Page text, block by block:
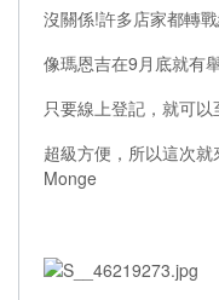
沒關係!許多店家都轉
像瑪恩吉在9月底就有
只要線上登記，就可
超級方便，所以這次
Monge